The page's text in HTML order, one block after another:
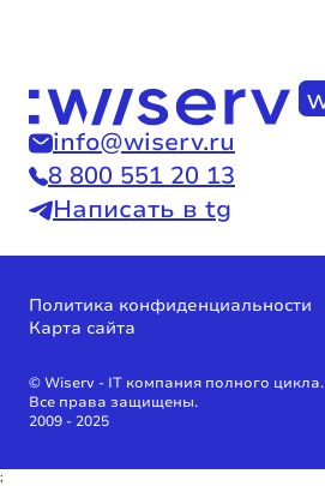
info@wiserv.ru
8 800 551 20 13
Написать в tg
© Wiserv - IT компания полного цикла.
Все права защищены.
2009 - 2025
Политика конфиденциальности
Карта сайта
;